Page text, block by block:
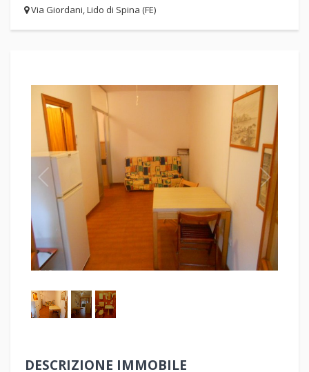
Via Giordani, Lido di Spina (FE)
1/3
DESCRIZIONE IMMOBILE